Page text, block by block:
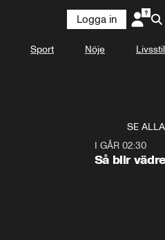
Logga in
Sport Nöje Livsstil
SE ALLA
I GÅR 02:30
Så blir